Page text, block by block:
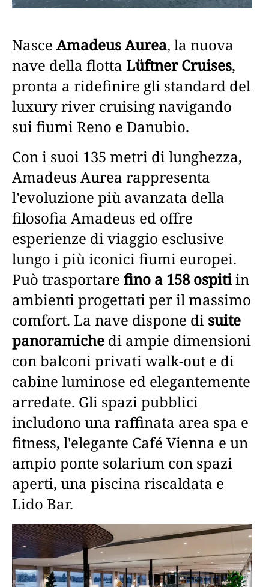
Nasce Amadeus Aurea, la nuova
nave della flotta Lüftner Cruises,
pronta a ridefinire gli standard del
luxury river cruising navigando
sui fiumi Reno e Danubio.
Con i suoi 135 metri di lunghezza,
Amadeus Aurea rappresenta
l’evoluzione più avanzata della
filosofia Amadeus ed offre
esperienze di viaggio esclusive
lungo i più iconici fiumi europei.
Può trasportare fino a 158 ospitiin
ambienti progettati per il massimo
comfort. La nave dispone di suite
panoramiche di ampie dimensioni
con balconi privati walk-out e di
cabine luminose ed elegantemente
arredate. Gli spazi pubblici
includono una raffinata area spa e
fitness, l'elegante Café Vienna e un
ampio ponte solarium con spazi
aperti, una piscina riscaldata e
Lido Bar.